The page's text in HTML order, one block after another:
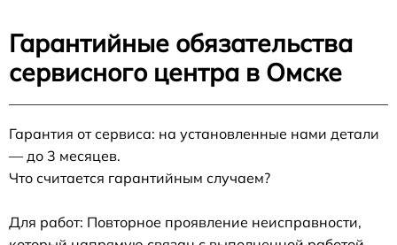
Гарантийные обязательства
сервисного центра в Омске
Гарантия от сервиса: на установленные нами детали
— до 3 месяцев.
Что считается гарантийным случаем?
Для работ: Повторное проявление неисправности,